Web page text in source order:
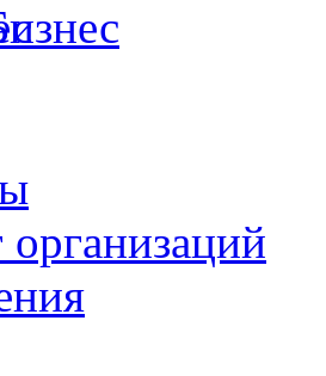
организаций